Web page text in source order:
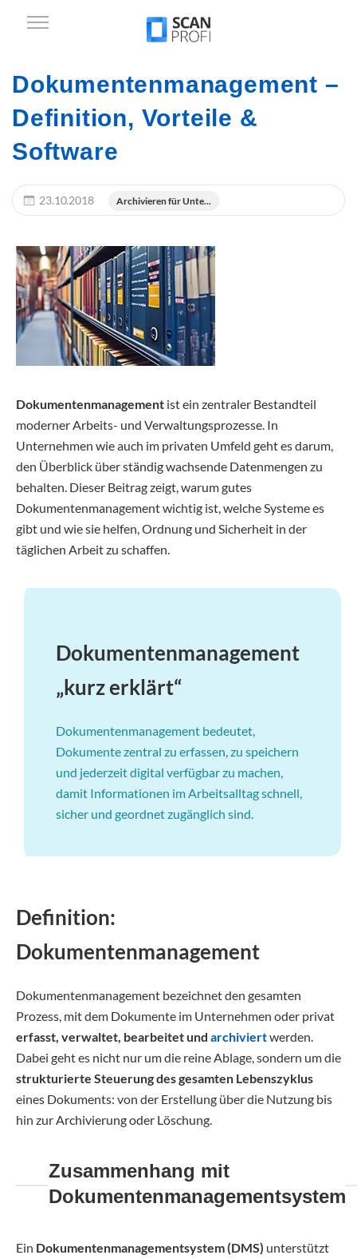
Dokumentenmanagement –
Definition, Vorteile &
Software
23.10.2018 Archivieren für Unte...
Dokumentenmanagement ist ein zentraler Bestandteil
moderner Arbeits- und Verwaltungsprozesse. In
Unternehmen wie auch im privaten Umfeld geht es darum,
den Überblick über ständig wachsende Datenmengen zu
behalten. Dieser Beitrag zeigt, warum gutes
Dokumentenmanagement wichtig ist, welche Systeme es
gibt und wie sie helfen, Ordnung und Sicherheit in der
täglichen Arbeit zu schaffen.
Dokumentenmanagement
„kurz erklärt“
Dokumentenmanagement bedeutet,
Dokumente zentral zu erfassen, zu speichern
und jederzeit digital verfügbar zu machen,
damit Informationen im Arbeitsalltag schnell,
sicher und geordnet zugänglich sind.
Definition:
Dokumentenmanagement
Dokumentenmanagement bezeichnet den gesamten
Prozess, mit dem Dokumente im Unternehmen oder privat
erfasst, verwaltet, bearbeitet und archiviertwerden.
Dabei geht es nicht nur um die reine Ablage, sondern um die
strukturierte Steuerung des gesamten Lebenszyklus
eines Dokuments: von der Erstellung über die Nutzung bis
hin zur Archivierung oder Löschung.
Zusammenhang mit
Dokumentenmanagementsystem
Ein Dokumentenmanagementsystem (DMS) unterstützt